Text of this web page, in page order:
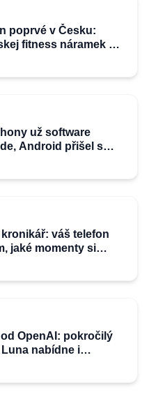
poprvé v Česku:
fitness náramek v
už software
Android přišel s
váš telefon
jaké momenty si
OpenAI: pokročilý
Luna nabídne i